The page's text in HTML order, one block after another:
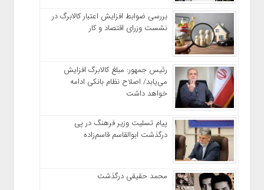
بررسی ضوابط افزایش اعتبار کالابرگ در
نشست وزرای اقتصاد و کار
رئیس‌ جمهور: مبلغ کالابرگ افزایش
می‌یابد/ اصلاح نظام بانکی ادامه
خواهد داشت
پیام تسلیت وزیر فرهنگ در پی
درگذشت ابوالقاسم قاسم‌زاده
محمد حقیقی درگذشت